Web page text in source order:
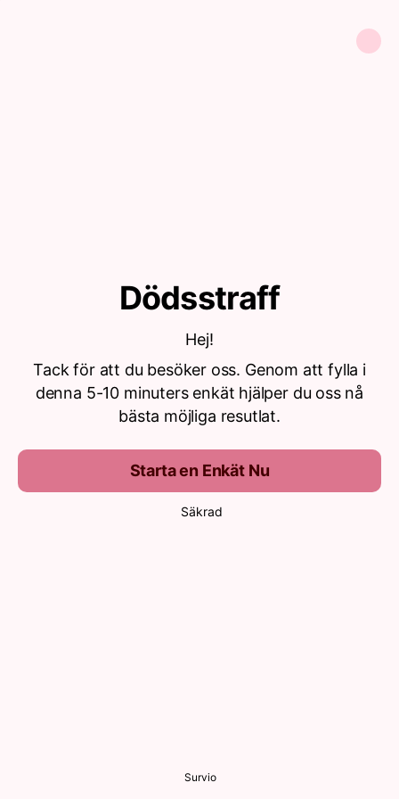
Dödsstraff
Hej!
Tack för att du besöker oss. Genom att fylla i
denna 5-10 minuters enkät hjälper du oss nå
bästa möjliga resutlat.
Starta en Enkät Nu
Säkrad
Survio